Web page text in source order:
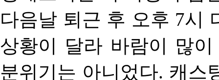
다음날 퇴근 후 오후 7시
상황이 달라 바람이 많
분위기는 아니었다. 캐스